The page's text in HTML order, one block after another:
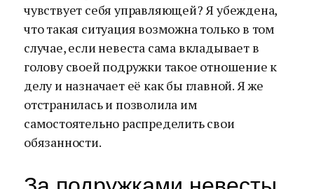
чувствует себя управляющей? Я убеждена,
что такая ситуация возможна только в том
случае, если невеста сама вкладывает в
голову своей подружки такое отношение к
делу и назначает её как бы главной. Я же
отстранилась и позволила им
самостоятельно распределить свои
обязанности.